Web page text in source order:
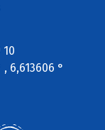
6,613606 °